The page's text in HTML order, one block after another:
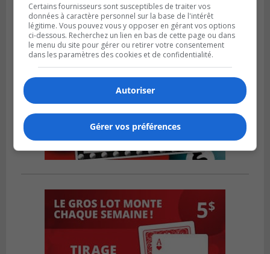
Certains fournisseurs sont susceptibles de traiter vos
données à caractère personnel sur la base de l'intérêt
légitime. Vous pouvez vous y opposer en gérant vos options
ci-dessous. Recherchez un lien en bas de cette page ou dans
le menu du site pour gérer ou retirer votre consentement
dans les paramètres des cookies et de confidentialité.
Autoriser
Gérer vos préférences